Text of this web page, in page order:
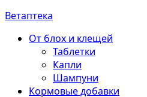
Ветаптека
От блох и клещей
Таблетки
Капли
Шампуни
Кормовые добавки